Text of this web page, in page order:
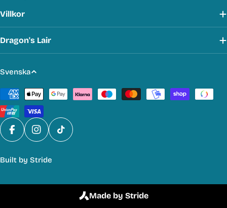
Villkor
Dragon's Lair
S
p
r
å
k
Svenska
Betalmetoder
FacebookInstagram
TikTok
Built by Stride
Made by Stride